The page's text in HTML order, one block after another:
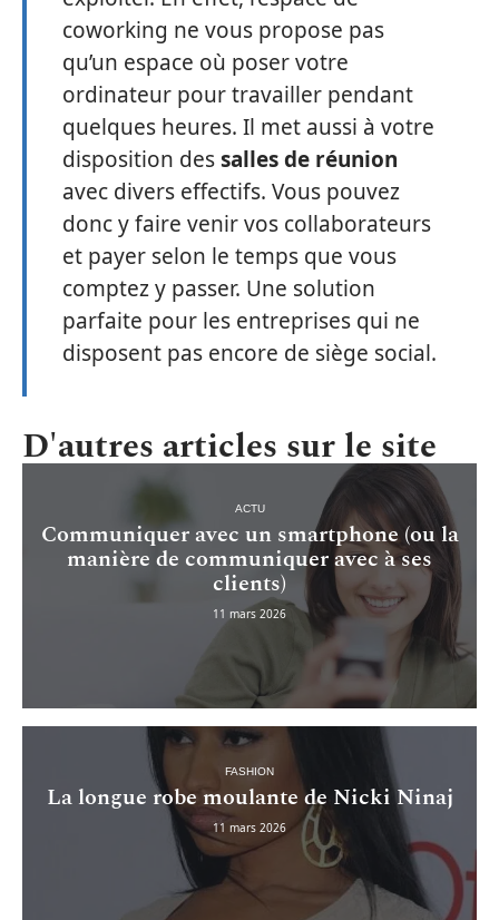
coworking ne vous propose pas
qu’un espace où poser votre
ordinateur pour travailler pendant
quelques heures. Il met aussi à votre
disposition dessalles de réunion
avec divers effectifs. Vous pouvez
donc y faire venir vos collaborateurs
et payer selon le temps que vous
comptez y passer. Une solution
parfaite pour les entreprises qui ne
disposent pas encore de siège social.
D'autres articles sur le site
ACTU
Communiquer avec un smartphone (ou la
manière de communiquer avec à ses
clients)
11 mars 2026
FASHION
La longue robe moulante de Nicki Ninaj
11 mars 2026